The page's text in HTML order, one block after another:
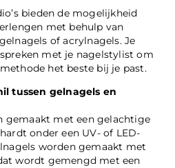
bieden de mogelijkheid
met behulp van
of acrylnagels. Je
met je nagelstylist om
het beste bij je past.
tussen gelnagels en
gemaakt met een gelachtige
onder een UV- of LED-
worden gemaakt met
wordt gemengd met een